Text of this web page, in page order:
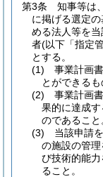
第3条
知事等は、
に掲げる選定
める法人等を
者(以下「指定
とする。
(1)
事業計画
とができるも
(2)
事業計画
果的に達成
のであること
(3)
当該申請
の施設の管
び技術的能
ること。